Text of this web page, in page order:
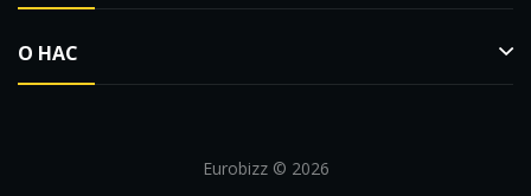
О НАС
Eurobizz © 2026